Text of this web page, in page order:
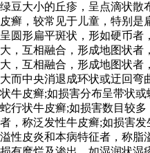
绿豆大小的丘疹，呈点滴状散
皮癣，较常见于儿童，特别是
呈圆形扁平斑状，形如硬币者
大，互相融合，形成地图状者
大，互相融合，形成地图状者
大而中央消退成环状或迂回弯
状牛皮癣;如损害分布呈带状
蛇行状牛皮癣;如损害数目较
者，称泛发性牛皮癣;如损害
溢性皮炎和本病特征者，称脂